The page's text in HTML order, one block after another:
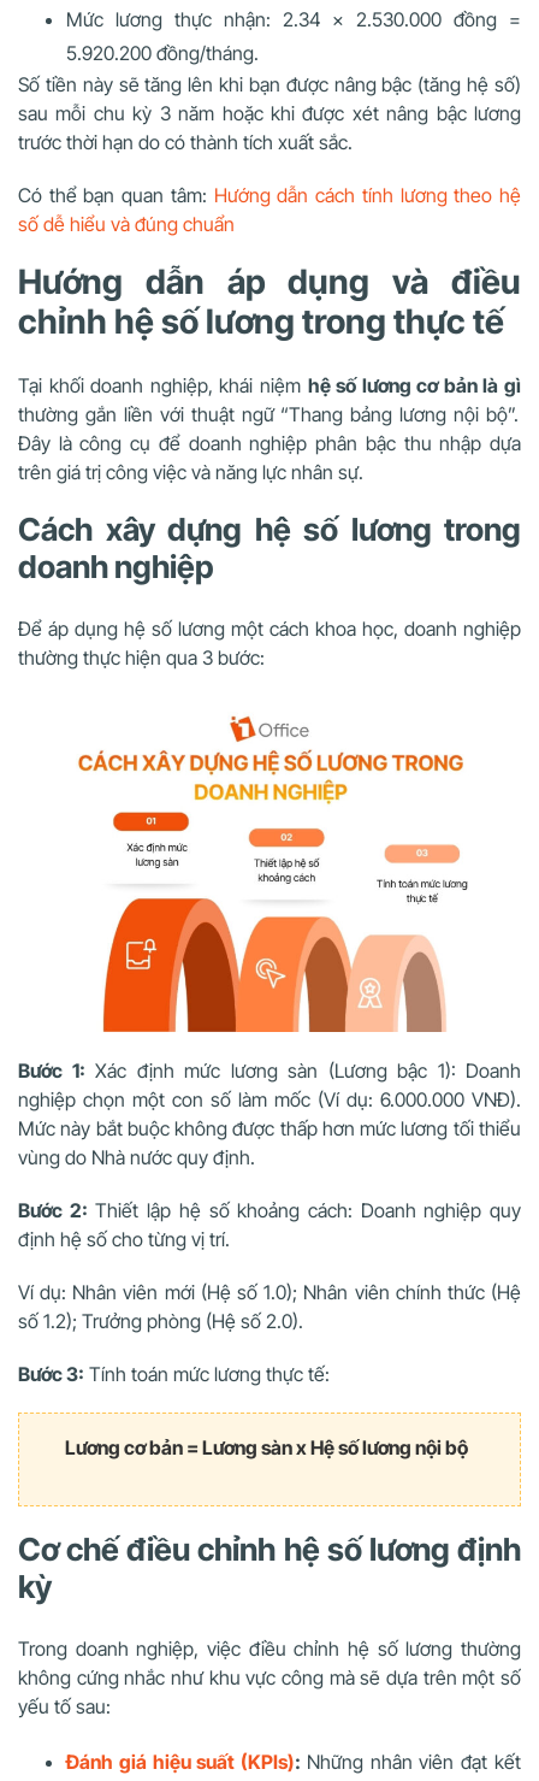
Mức lương thực nhận: 2.34 x 2.530.000 đồng =
5.920.200 đồng/tháng.
Số tiền này sẽ tăng lên khi bạn được nâng bậc (tăng hệ số)
sau mỗi chu kỳ 3 năm hoặc khi được xét nâng bậc lương
trước thời hạn do có thành tích xuất sắc.
Có thể bạn quan tâm: Hướng dẫn cách tính lương theo hệ
số dễ hiểu và đúng chuẩn
Hướng dẫn áp dụng và điều
chỉnh hệ số lương trong thực tế
Tại khối doanh nghiệp, khái niệm hệ số lương cơ bản là gì
thường gắn liền với thuật ngữ “Thang bảng lương nội bộ”.
Đây là công cụ để doanh nghiệp phân bậc thu nhập dựa
trên giá trị công việc và năng lực nhân sự.
Cách xây dựng hệ số lương trong
doanh nghiệp
Để áp dụng hệ số lương một cách khoa học, doanh nghiệp
thường thực hiện qua 3 bước:
Bước 1: Xác định mức lương sàn (Lương bậc 1): Doanh
nghiệp chọn một con số làm mốc (Ví dụ: 6.000.000 VNĐ).
Mức này bắt buộc không được thấp hơn mức lương tối thiểu
vùng do Nhà nước quy định.
Bước 2: Thiết lập hệ số khoảng cách: Doanh nghiệp quy
định hệ số cho từng vị trí.
Ví dụ: Nhân viên mới (Hệ số 1.0); Nhân viên chính thức (Hệ
số 1.2); Trưởng phòng (Hệ số 2.0).
Bước 3: Tính toán mức lương thực tế:
Lương cơ bản = Lương sàn x Hệ số lương nội bộ
Cơ chế điều chỉnh hệ số lương định
kỳ
Trong doanh nghiệp, việc điều chỉnh hệ số lương thường
không cứng nhắc như khu vực công mà sẽ dựa trên một số
yếu tố sau:
Đánh giá hiệu suất (KPIs): Những nhân viên đạt kết